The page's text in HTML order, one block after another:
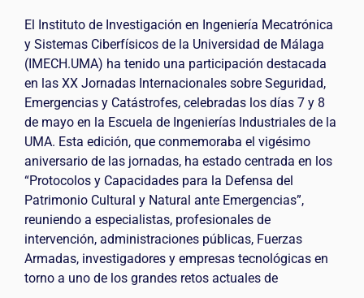
El Instituto de Investigación en Ingeniería Mecatrónica
y Sistemas Ciberfísicos de la Universidad de Málaga
(IMECH.UMA) ha tenido una participación destacada
en las XX Jornadas Internacionales sobre Seguridad,
Emergencias y Catástrofes, celebradas los días 7 y 8
de mayo en la Escuela de Ingenierías Industriales de la
UMA. Esta edición, que conmemoraba el vigésimo
aniversario de las jornadas, ha estado centrada en los
“Protocolos y Capacidades para la Defensa del
Patrimonio Cultural y Natural ante Emergencias”,
reuniendo a especialistas, profesionales de
intervención, administraciones públicas, Fuerzas
Armadas, investigadores y empresas tecnológicas en
torno a uno de los grandes retos actuales de